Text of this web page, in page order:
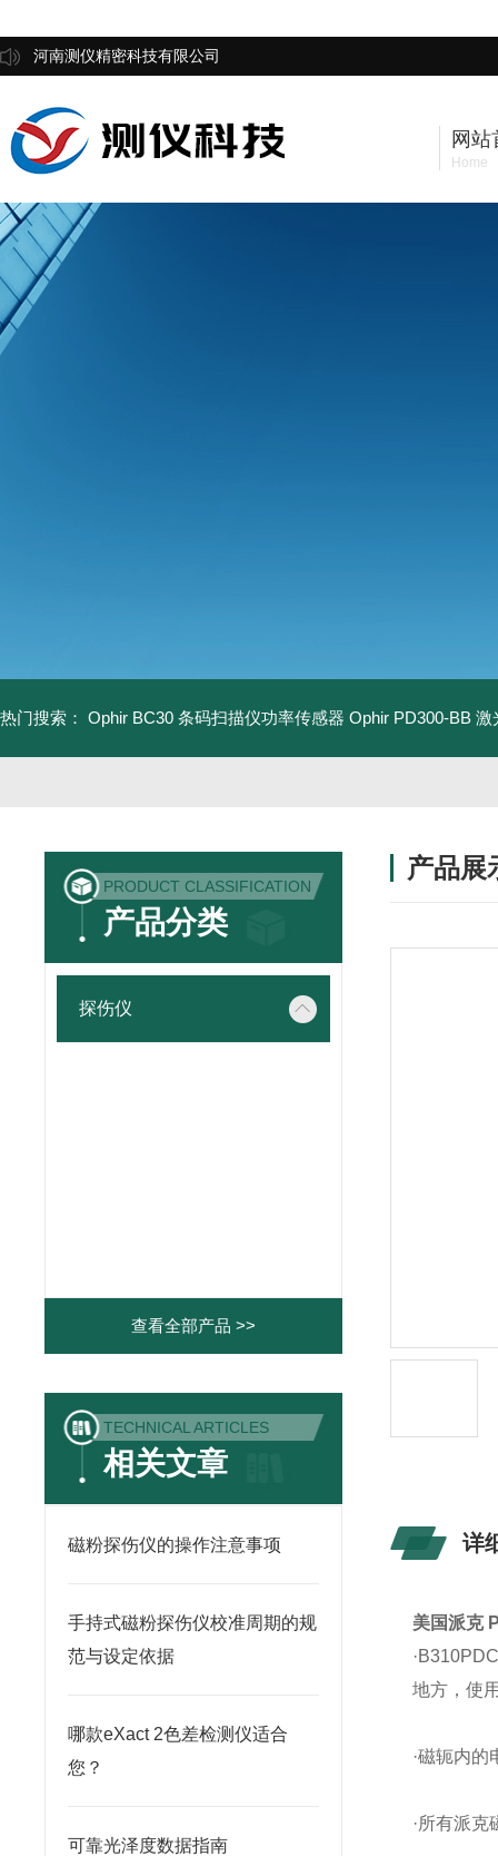
河南测仪精密科技有限公司
网站
Home
热门搜索： Ophir BC30 条码扫描仪功率传感器 Ophir PD300-BB
PRODUCT CLASSIFICATION
产品分类
探伤仪
查看全部产品 >>
TECHNICAL ARTICLES
相关文章
磁粉探伤仪的操作注意事项
手持式磁粉探伤仪校准周期的规
范与设定依据
哪款eXact 2色差检测仪适合
您？
可靠光泽度数据指南
产品展
详
美国派克
地方，使
·磁轭内
·所有派